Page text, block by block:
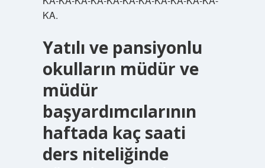
KA.
Yatılı ve pansiyonlu
okulların müdür ve
müdür
başyardımcılarının
haftada kaç saati
ders niteliğinde